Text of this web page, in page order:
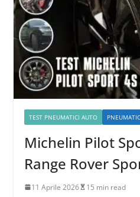
TEST PNEUMATICI AUTO
Michelin Pilot
Range Rover
11 Aprile 2026 15 min read